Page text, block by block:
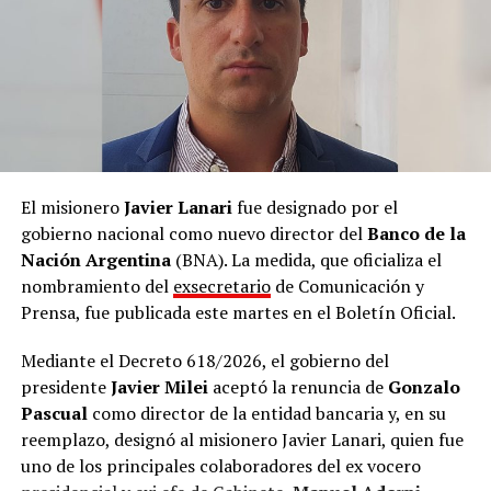
través de las redes sociales y otros espacios en el marco
del último Mundial de fútbol disputado en los Estados
Unidos, México y Canadá.
El misioneroJavier Lanarifue designado por el
gobierno nacional como nuevo director delBanco de la
Nación Argentina(BNA). La medida, que oficializa el
nombramiento del exsecretariode Comunicación y
Prensa, fue publicada este martes en el Boletín Oficial.
Mediante el Decreto 618/2026, el gobierno del
presidenteJavier Mileiaceptó la renuncia de Gonzalo
Pascualcomo director de la entidad bancaria y, en su
reemplazo, designó al misionero Javier Lanari, quien fue
uno de los principales colaboradores del ex vocero